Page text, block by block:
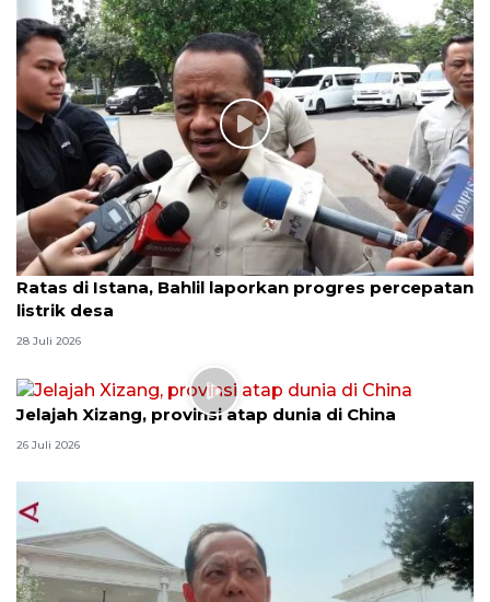
Ratas di Istana, Bahlil laporkan progres percepatan
listrik desa
28 Juli 2026
Jelajah Xizang, provinsi atap dunia di China
26 Juli 2026